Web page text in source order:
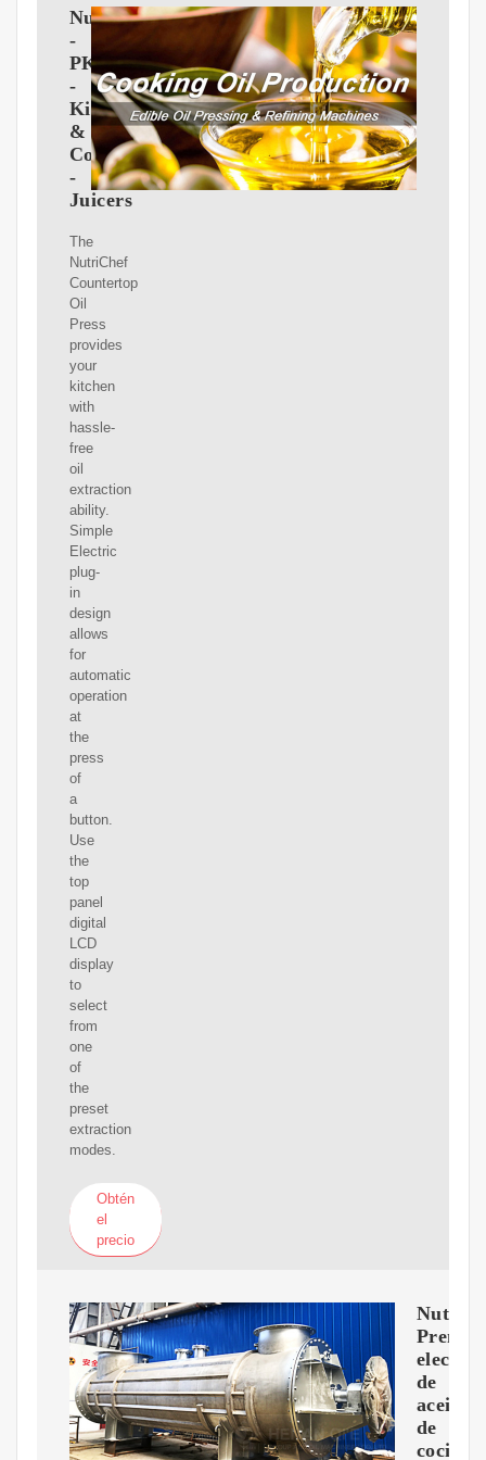
NutriChef
-
PKOPR15
-
Kitchen
&
Cooking
-
Juicers
The
NutriChef
Countertop
Oil
Press
provides
your
kitchen
with
hassle-
free
oil
extraction
ability.
Simple
Electric
plug-
in
design
allows
for
automatic
operation
at
the
press
of
a
button.
Use
the
top
panel
digital
LCD
display
to
select
from
one
of
the
preset
extraction
modes.
Obtén
el
precio
Prensa
de
aceite
de
cocina